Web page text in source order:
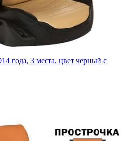
года, 3 места, цвет черный с